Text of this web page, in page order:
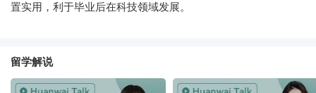
置实用，利于毕业后在科技领域发展。
留学解说